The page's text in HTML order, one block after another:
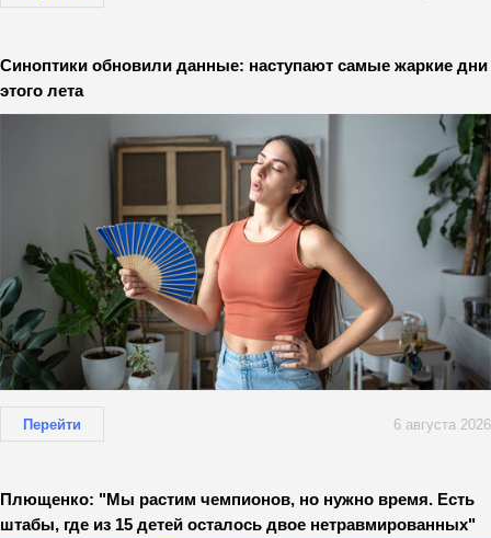
Синоптики обновили данные: наступают самые жаркие дни
этого лета
Перейти 6 августа 2026
Плющенко: "Мы растим чемпионов, но нужно время. Есть
штабы, где из 15 детей осталось двое нетравмированных"